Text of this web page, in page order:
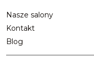
Nasze salony
Kontakt
Blog